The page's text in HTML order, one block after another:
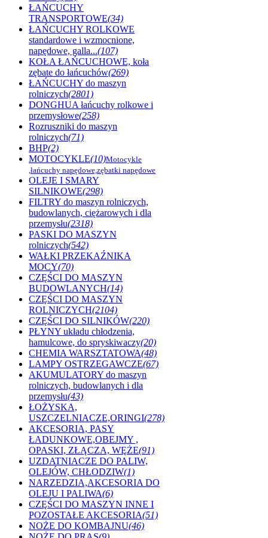
ŁAŃCUCHY
TRANSPORTOWE(34)
ŁAŃCUCHY ROLKOWE
standardowe i wzmocnione,
napędowe, galla...(107)
KOŁA ŁAŃCUCHOWE, koła
zębate do łańcuchów(269)
ŁAŃCUCHY do maszyn
rolniczych(2801)
DONGHUA łańcuchy rolkowe i
przemysłowe(258)
Rozruszniki do maszyn
rolniczych(71)
BHP(2)
MOTOCYKLE(10)Motocykle
,łańcuchy napędowe,zębatki napędowe
OLEJE I SMARY
SILNIKOWE(298)
FILTRY do maszyn rolniczych,
budowlanych, ciężarowych i dla
przemysłu(2318)
PASKI DO MASZYN
rolniczych(542)
WAŁKI PRZEKAŹNIKA
MOCY(70)
CZĘŚCI DO MASZYN
BUDOWLANYCH(14)
CZĘŚCI DO MASZYN
ROLNICZYCH(2104)
CZĘŚCI DO SILNIKÓW(220)
PŁYNY układu chłodzenia,
hamulcowe, do spryskiwaczy(20)
CHEMIA WARSZTATOWA(48)
LAMPY OSTRZEGAWCZE(67)
AKUMULATORY do maszyn
rolniczych, budowlanych i dla
przemysłu(43)
ŁOŻYSKA,
USZCZELNIACZE,ORINGI(278)
AKCESORIA, PASY
ŁADUNKOWE,OBEJMY ,
OPASKI, ZŁĄCZA, WĘŻE(91)
UZDATNIACZE DO PALIW,
OLEJÓW, CHŁODZIW(1)
NARZEDZIA,AKCESORIA DO
OLEJU I PALIWA(6)
CZĘŚCI DO MASZYN INNE I
POZOSTAŁE AKCESORIA(51)
NOŻE DO KOMBAJNU(46)